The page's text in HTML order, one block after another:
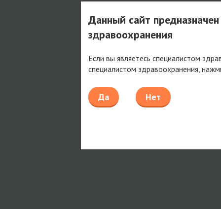
Данный сайт
здравоохранения
Если вы являетесь специалистом
специалистом здравоохранения,
Да Нет